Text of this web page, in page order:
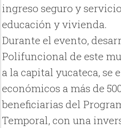
ingreso seguro y
educación y vivienda.
Durante el evento,
Polifuncional de este
a la capital yucateca, se
económicos a más de
beneficiarias del
Temporal, con una